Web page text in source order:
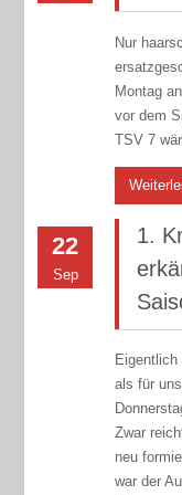
Nur
Montag
vor dem
TSV 7
22
Sep
1.
als für
Zwar
neu
war der